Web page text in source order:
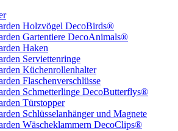
Holzvögel DecoBirds®
Gartentiere DecoAnimals®
Haken
Serviettenringe
Küchenrollenhalter
Flaschenverschlüsse
Schmetterlinge DecoButterflys®
Türstopper
Schlüsselanhänger und Magnete
Wäscheklammern DecoClips®